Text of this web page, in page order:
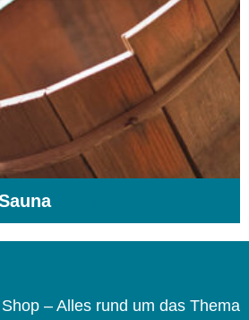
– Alles rund um das Thema